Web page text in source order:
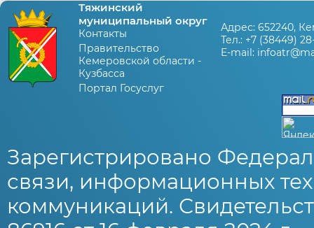
Тяжинский
муниципальный округ
Контакты
Правительство
Кемеровской области -
Кузбасса
Портал Госуслуг
Адрес: 652240,
Тел.: +7 (38449)
E-mail:
Зарегистрировано
связи, информационных
коммуникаций.